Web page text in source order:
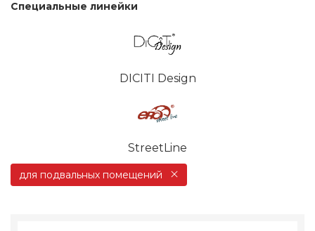
Специальные линейки
DICITI Design
StreetLine
для подвальных помещений